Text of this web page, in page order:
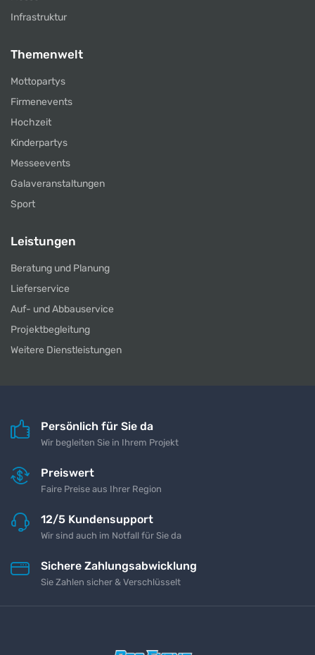
Infrastruktur
Themenwelt
Mottopartys
Firmenevents
Hochzeit
Kinderpartys
Messeevents
Galaveranstaltungen
Sport
Leistungen
Beratung und Planung
Lieferservice
Auf- und Abbauservice
Projektbegleitung
Weitere Dienstleistungen
Persönlich für Sie da
Wir begleiten Sie in Ihrem Projekt
Preiswert
Faire Preise aus Ihrer Region
12/5 Kundensupport
Wir sind auch im Notfall für Sie da
Sichere Zahlungsabwicklung
Sie Zahlen sicher & Verschlüsselt